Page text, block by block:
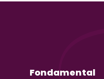
Fondamental